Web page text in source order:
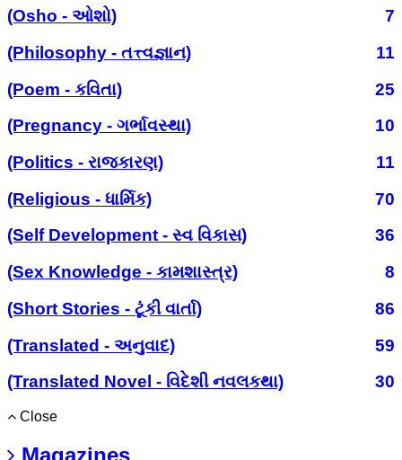
(Osho - ઓશો)
7
(Philosophy - તત્ત્વજ્ઞાન)
11
(Poem - કવિતા)
25
(Pregnancy - ગર્ભાવસ્થા)
10
(Politics - રાજકારણ)
11
(Religious - ધાર્મિક)
70
(Self Development - સ્વ વિકાસ)
36
(Sex Knowledge - કામશાસ્ત્ર)
8
(Short Stories - ટૂંકી વાર્તા)
86
(Translated - અનુવાદ)
59
(Translated Novel - વિદેશી નવલકથા)
30
Close
Magazines